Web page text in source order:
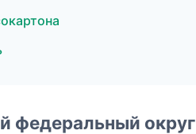
федеральный округ